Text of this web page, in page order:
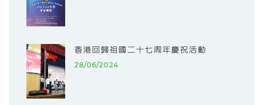
香港回歸祖國二十七周年慶祝活動
28/06/2024